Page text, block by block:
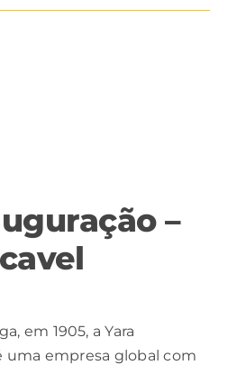
–
em 1905, a Yara
uma empresa global com